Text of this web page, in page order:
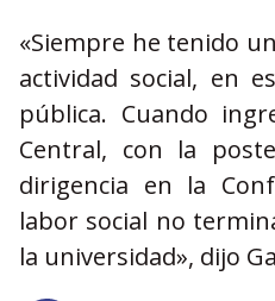
«Siempre he tenido
actividad social, en
pública. Cuando
Central, con la
dirigencia en la
labor social no
la universidad», dijo